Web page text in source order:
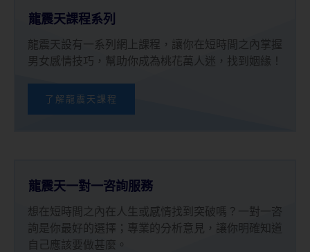
龍震天課程系列
龍震天設有一系列網上課程，讓你在短時間之內掌握
男女感情技巧，幫助你成為桃花萬人迷，找到姻緣！
了解龍震天課程
龍震天一對一咨詢服務
想在短時間之內在人生或感情找到突破嗎？一對一咨
詢是你最好的選擇；專業的分析意見，讓你明確知道
自己應該要做甚麼。